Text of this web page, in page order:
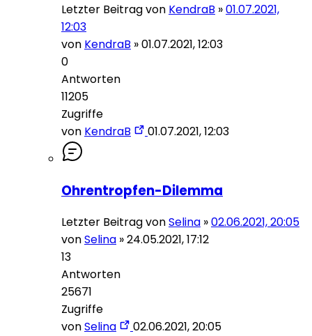
Letzter Beitrag von KendraB »01.07.2021,
12:03
von KendraB »01.07.2021, 12:03
0
Antworten
11205
Zugriffe
von KendraB 01.07.2021, 12:03
Ohrentropfen-Dilemma
Letzter Beitrag vonSelina »02.06.2021, 20:05
vonSelina »24.05.2021, 17:12
13
Antworten
25671
Zugriffe
vonSelina 02.06.2021, 20:05